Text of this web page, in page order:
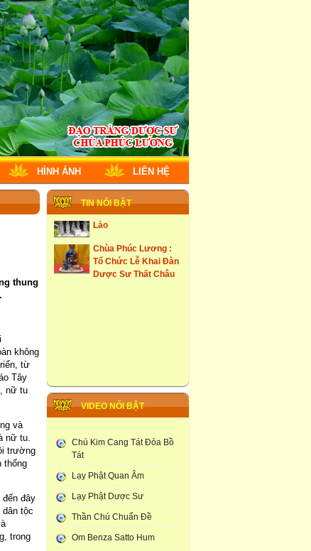
HÌNH ẢNH LIÊN HỆ
thung
không
từ
Tây
nữ tu
và
nữ tu.
trường
thống
đây
tộc
trong
TIN NỔI BẬT
không động lòng
người tu
những ngôi cổ tự tại
Hưng Yên
Tây Du Ký Dưới Góc
Nhìn Phật Giao
Đám Tang Theo
Truyền Thống Phật
Giao
Học Viện Phật Giao
larung ga
Thạt Luống -Tháp Của
Tổ Chức Lễ Khai Đàn
Dược Sư Thất Châu
VIDEO NỔI BẬT
Chú Kim Cang Tát Đỏa Bồ
Tát
Lạy Phật Quan Âm
Lạy Phật Dược Sư
Thần Chú Chuẩn Đề
Om Benza Satto Hum